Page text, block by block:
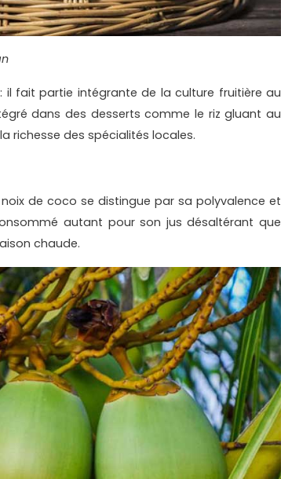
il fait partie intégrante de la culture fruitière au
dans des desserts comme le riz gluant au
richesse des spécialités locales.
noix de coco se distingue par sa polyvalence et
autant pour son jus désaltérant que
chaude.